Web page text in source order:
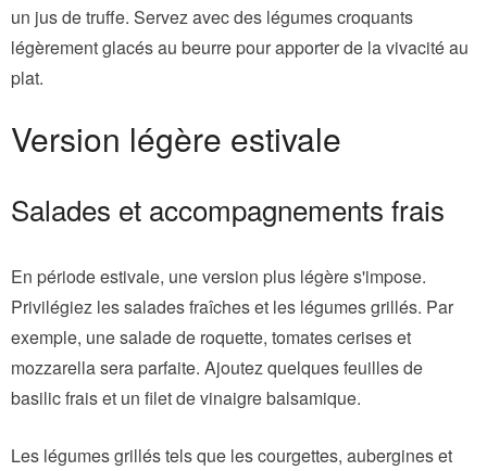
un jus de truffe. Servez avec des légumes croquants
légèrement glacés au beurre pour apporter de la vivacité au
plat.
Version légère estivale
Salades et accompagnements frais
En période estivale, une version plus légère s'impose.
Privilégiez les salades fraîches et les légumes grillés. Par
exemple, une salade de roquette, tomates cerises et
mozzarella sera parfaite. Ajoutez quelques feuilles de
basilic frais et un filet de vinaigre balsamique.
Les légumes grillés tels que les courgettes, aubergines et